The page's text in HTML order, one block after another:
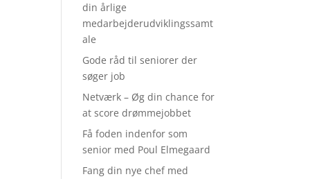
din årlige
medarbejderudviklingssamt
ale
Gode råd til seniorer der
søger job
Netværk – Øg din chance for
at score drømmejobbet
Få foden indenfor som
senior med Poul Elmegaard
Fang din nye chef med